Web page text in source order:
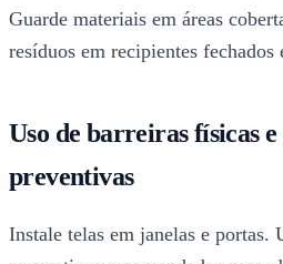
Guarde materiais em áreas
resíduos em recipientes
Uso de barreiras físicas
preventivas
Instale telas em janelas e portas.